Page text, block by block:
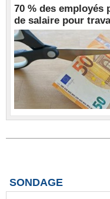
70 % des employés
de salaire pour
SONDAGE